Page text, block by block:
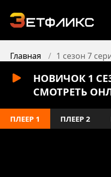
Главная 1 сезон 7
НОВИЧОК 1
СМОТРЕТЬ
ПЛЕЕР 1 ПЛЕЕР 2